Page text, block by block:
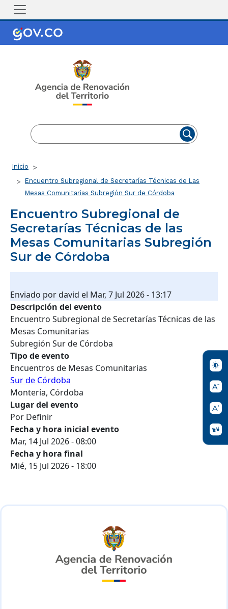
Pasar al contenido principal
Ruta de navegación
Inicio
Encuentro Subregional de Secretarías Técnicas de Las
Mesas Comunitarias Subregión Sur de Córdoba
Encuentro Subregional de
Secretarías Técnicas de las
Mesas Comunitarias Subregión
Sur de Córdoba
Enviado pordavid el Mar, 7 Jul 2026 - 13:17
Descripción del evento
Encuentro Subregional de Secretarías Técnicas de las
Mesas Comunitarias
Subregión Sur de Córdoba
Tipo de evento
Encuentros de Mesas Comunitarias
Sur de Córdoba
Montería, Córdoba
Lugar del evento
Por Definir
Fecha y hora inicial evento
Mar, 14 Jul 2026 - 08:00
Fecha y hora final
Mié, 15 Jul 2026 - 18:00